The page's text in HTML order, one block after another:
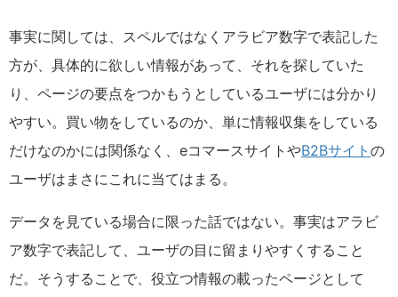
事実に関しては、スペルではなくアラビア数字で表記した
方が、具体的に欲しい情報があって、それを探していた
り、ページの要点をつかもうとしているユーザには分かり
やすい。買い物をしているのか、単に情報収集をしている
だけなのかには関係なく、eコマースサイトやB2Bサイト の
ユーザはまさにこれに当てはまる。
データを見ている場合に限った話ではない。事実はアラビ
ア数字で表記して、ユーザの目に留まりやすくすること
だ。そうすることで、役立つ情報の載ったページとして